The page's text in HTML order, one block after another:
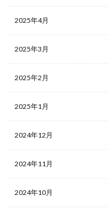
2025年4月
2025年3月
2025年2月
2025年1月
2024年12月
2024年11月
2024年10月